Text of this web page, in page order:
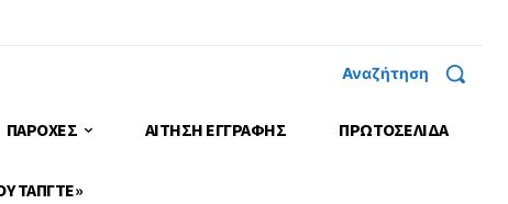
Αναζήτηση
ΠΑΡΟΧΕΣ ΑΙΤΗΣΗ ΕΓΓΡΑΦΗΣ ΠΡΩΤΟΣΈΛΙΔΑ
ΤΑΠΓΤΕ»